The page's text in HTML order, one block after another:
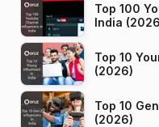
Top 100
India
Top 10
(2026)
Top 10
(2026)